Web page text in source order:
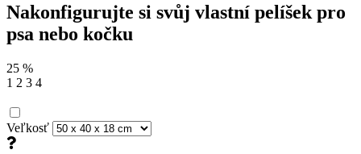
Nakonfigurujte si svůj vlastní pelíšek pro
psa nebo kočku
25 %
1 2 3 4
Veľkosť